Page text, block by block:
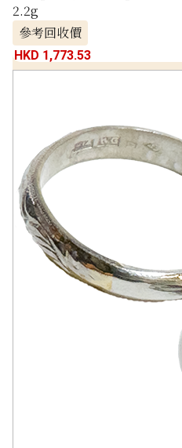
2.2g
參考回收價
HKD 1,773.53